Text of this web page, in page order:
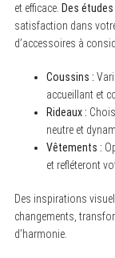
et efficace. Des
satisfaction dans
d’accessoires à
Coussins :
accueillant et
Rideaux :
neutre et
Vêtements :
et refléteront
Des inspirations
changements,
d’harmonie.